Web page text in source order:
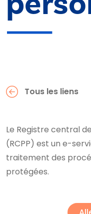
Tous les liens
Le Registre central
(RCPP) est un e-
traitement des
protégées.